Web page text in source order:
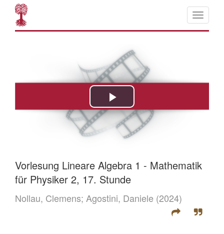
Vorlesung Lineare Algebra 1 - Mathematik
für Physiker 2, 17. Stunde
Nollau, Clemens; Agostini, Daniele (2024)